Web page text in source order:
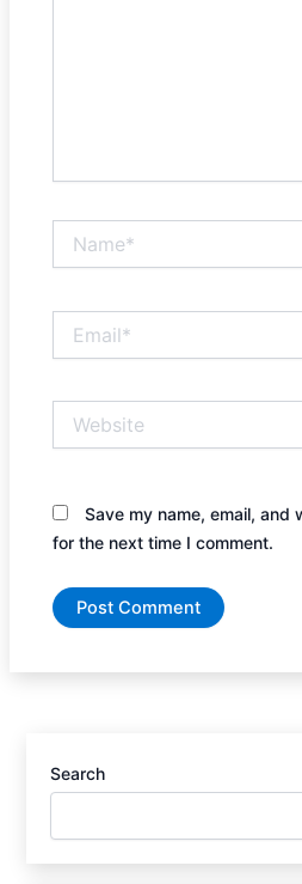
Save my name, email,
for the next time I comment.
Search